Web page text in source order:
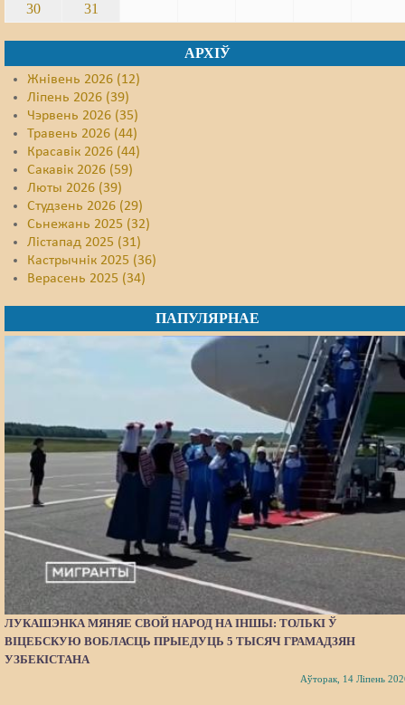
30
31
АРХІЎ
Жнівень 2026 (12)
Ліпень 2026 (39)
Чэрвень 2026 (35)
Травень 2026 (44)
Красавік 2026 (44)
Сакавік 2026 (59)
Люты 2026 (39)
Студзень 2026 (29)
Сьнежань 2025 (32)
Лістапад 2025 (31)
Кастрычнік 2025 (36)
Верасень 2025 (34)
ПАПУЛЯРНАЕ
ЛУКАШЭНКА МЯНЯЕ СВОЙ НАРОД НА ІНШЫ: ТОЛЬКІ Ў
ВІЦЕБСКУЮ ВОБЛАСЦЬ ПРЫЕДУЦЬ 5 ТЫСЯЧ ГРАМАДЗЯН
УЗБЕКІСТАНА
Аўторак, 14 Ліпень